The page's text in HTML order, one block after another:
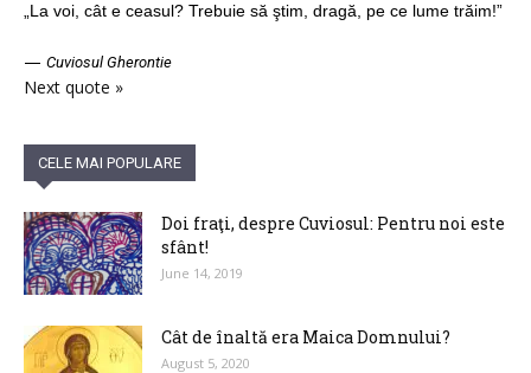
„La voi, cât e ceasul? Trebuie să ştim, dragă, pe ce lume trăim!”
— Cuviosul Gherontie
Next quote »
CELE MAI POPULARE
Doi fraţi, despre Cuviosul: Pentru noi este
sfânt!
June 14, 2019
Cât de înaltă era Maica Domnului?
August 5, 2020